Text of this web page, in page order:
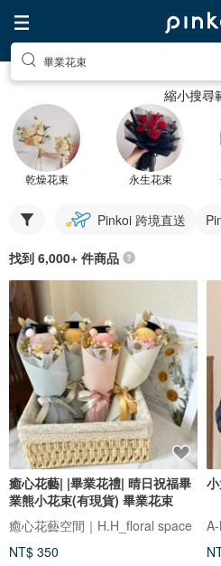
畢業花束
縮小搜尋
乾燥花束 永生花束
Pinkoi 跨境直送
找到 6,000+ 件商品
癒心花藝| |畢業花禮| 晴日祝福畢
業熊小花束(有現貨) 畢業花束
癒心花藝空間｜H.H_floral space
NT$ 350